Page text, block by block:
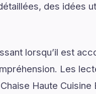
des idées
lorsqu’il est
Les
Haute